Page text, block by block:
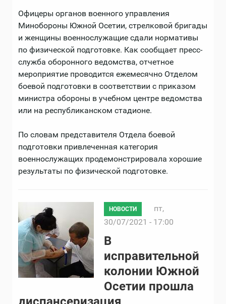
Офицеры органов военного управления
Минобороны Южной Осетии, стрелковой бригады
и женщины военнослужащие сдали нормативы
по физической подготовке. Как сообщает пресс-
служба оборонного ведомства, отчетное
мероприятие проводится ежемесячно Отделом
боевой подготовки в соответствии с приказом
министра обороны в учебном центре ведомства
или на республиканском стадионе.
По словам представителя Отдела боевой
подготовки привлеченная категория
военнослужащих продемонстрировала хорошие
результаты по физической подготовке.
НОВОСТИ
пт,
30/07/2021 - 17:00
В
исправительной
колонии Южной
Осетии прошла